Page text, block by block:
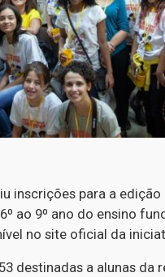
inscrições para a
ao 9º ano do ensino
no site oficial da
destinadas a alunas da